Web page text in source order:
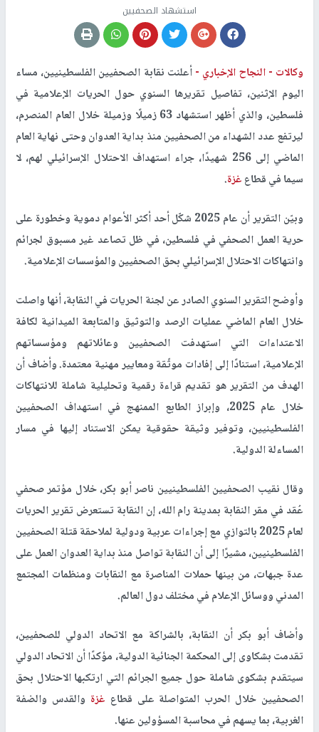
استشهاد الصحفيين
وكالات -النجاح الإخباري -أعلنت نقابة الصحفيين الفلسطينيين، مساء
اليوم الإثنين، تفاصيل تقريرها السنوي حول الحريات الإعلامية في
فلسطين، والذي أظهر استشهاد 63زميلًا وزميلة خلال العام المنصرم،
ليرتفع عدد الشهداء من الصحفيين منذ بداية العدوان وحتى نهاية العام
الماضي إلى256 شهيدًا، جراء استهداف الاحتلال الإسرائيلي لهم، لا
سيما في قطاعغزة.
وبيّن التقرير أن عام2025 شكّل أحد أكثر الأعوام دموية وخطورة على
حرية العمل الصحفي في فلسطين، في ظل تصاعد غير مسبوق لجرائم
وانتهاكات الاحتلال الإسرائيلي بحق الصحفيين والمؤسسات الإعلامية.
وأوضح التقرير السنوي الصادر عن لجنة الحريات في النقابة، أنها واصلت
خلال العام الماضي عمليات الرصد والتوثيق والمتابعة الميدانية لكافة
الاعتداءات التي استهدفت الصحفيين وعائلاتهم ومؤسساتهم
الإعلامية، استنادًا إلى إفادات موثّقة ومعايير مهنية معتمدة. وأضاف أن
الهدف من التقرير هو تقديم قراءة رقمية وتحليلية شاملة للانتهاكات
خلال عام 2025، وإبراز الطابع الممنهج في استهداف الصحفيين
الفلسطينيين، وتوفير وثيقة حقوقية يمكن الاستناد إليها في مسار
المساءلة الدولية.
وقال نقيب الصحفيين الفلسطينيين ناصر أبو بكر، خلال مؤتمر صحفي
عُقد في مقر النقابة بمدينة رام الله، إن النقابة تستعرض تقرير الحريات
لعام 2025 بالتوازي مع إجراءات عربية ودولية لملاحقة قتلة الصحفيين
الفلسطينيين، مشيرًا إلى أن النقابة تواصل منذ بداية العدوان العمل على
عدة جبهات، من بينها حملات المناصرة مع النقابات ومنظمات المجتمع
المدني ووسائل الإعلام في مختلف دول العالم.
وأضاف أبو بكر أن النقابة، بالشراكة مع الاتحاد الدولي للصحفيين،
تقدمت بشكاوى إلى المحكمة الجنائية الدولية، مؤكدًا أن الاتحاد الدولي
سيتقدم بشكوى شاملة حول جميع الجرائم التي ارتكبها الاحتلال بحق
الصحفيين خلال الحرب المتواصلة على قطاع غزة والقدس والضفة
الغربية، بما يسهم في محاسبة المسؤولين عنها.